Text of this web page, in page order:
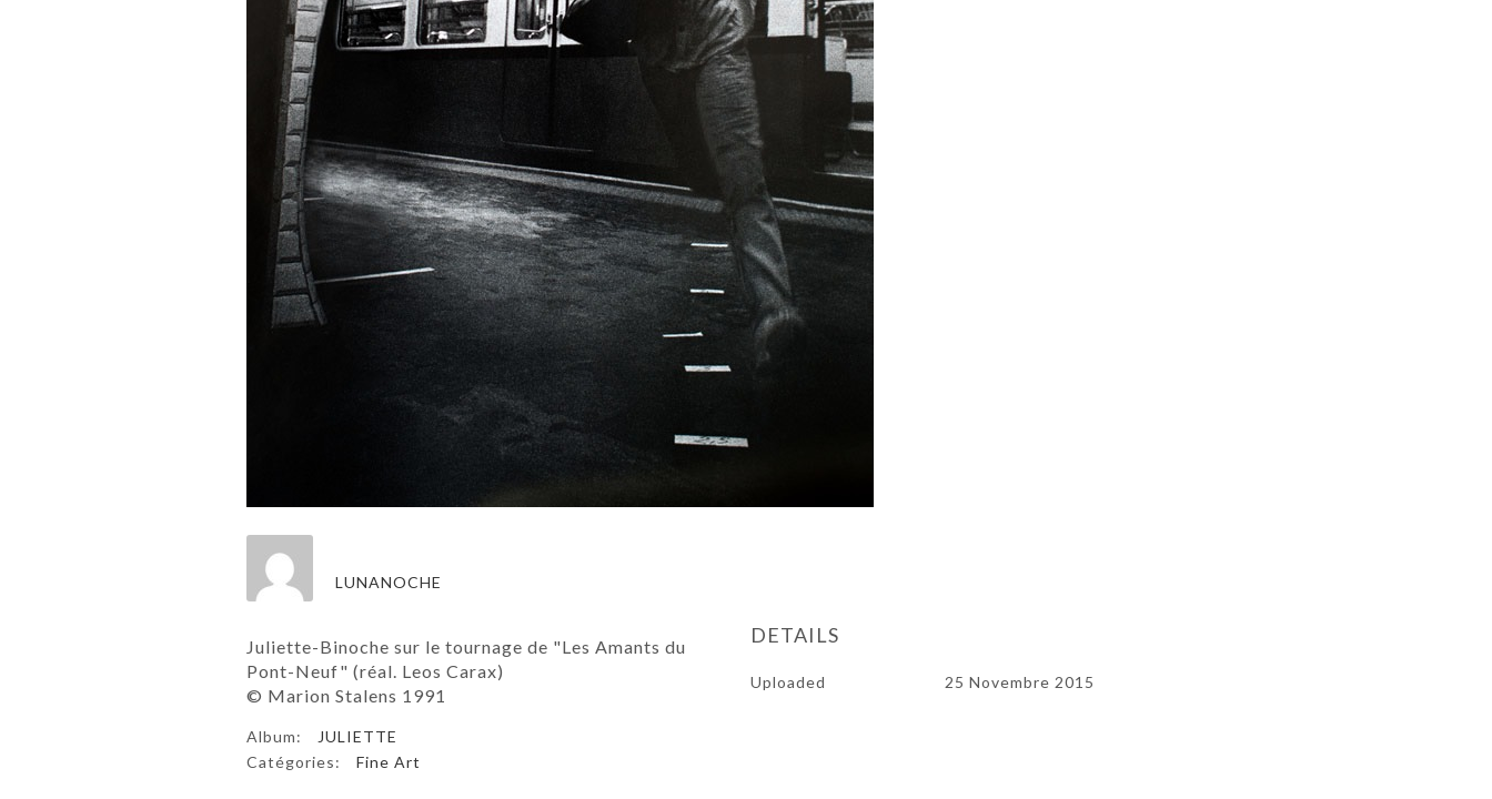
LUNANOCHE
Juliette-Binoche sur le tournage de "Les Amants du
Pont-Neuf" (réal. Leos Carax)
© Marion Stalens 1991
Album:
JULIETTE
Catégories:
Fine Art
DETAILS
Uploaded 25 Novembre 2015